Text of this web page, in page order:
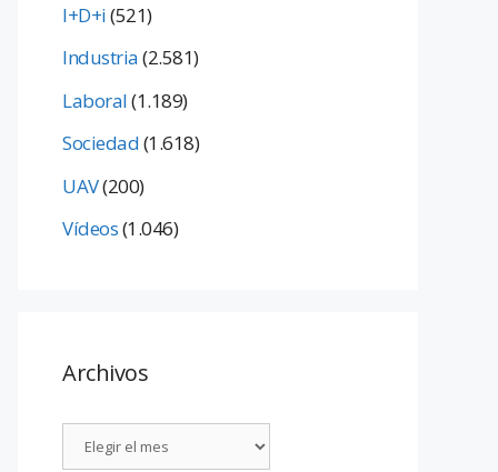
I+D+i(521)
Industria(2.581)
Laboral(1.189)
Sociedad(1.618)
UAV(200)
Vídeos(1.046)
Archivos